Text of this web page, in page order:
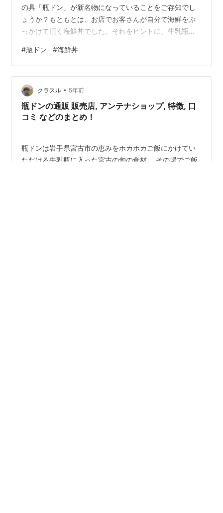
の具「瓶ドン」が新名物になっていることをご存知でし
ょうか？もともとは、お店でお客さんが自分で海鮮をぶ
っかけて頂く海鮮丼でした。それをヒントに、牛乳瓶に
乳瓶なのか、そこに牛乳瓶があったからとのことです。
山の原理と同じですね。でも、牛乳と海鮮は絶対合わな
い気がします・・・。 手順は、こうです。お店の人が、
美味しい海鮮丼の具を牛乳瓶にぶっこみます。そして、
冷凍。ここが大事です。食べたい時に、食べられるため
には、冷凍技術が大事ですね。そして、あなたの下へ…
#瓶ドン #海鮮丼
クラスル • 5年前
瓶ドンの通販 販売店, アンテナショップ, 特徴, 口
コミ などのまとめ！